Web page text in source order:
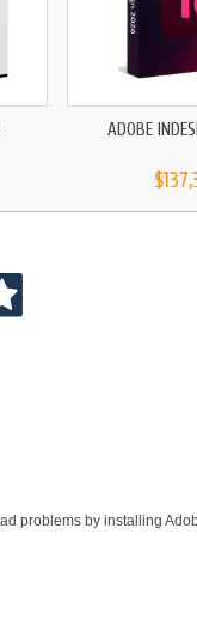
ADOBE
problems by installing